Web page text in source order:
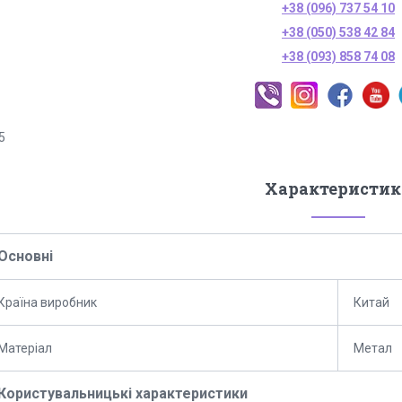
+38 (096) 737 54 10
+38 (050) 538 42 84
+38 (093) 858 74 08
виробник Китай
Метал
характеристики